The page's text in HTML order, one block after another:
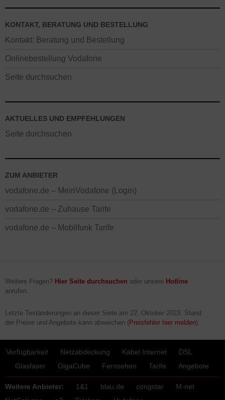
KONTAKT, BERATUNG UND BESTELLUNG
Kontakt: Beratung und Bestellung
Onlinebestellung Vodafone
Seite durchsuchen
AKTUELLES UND EMPFEHLUNGEN
Seite durchsuchen
ZUM ANBIETER
vodafone.de – MeinVodafone (Login)
vodafone.de – Zuhause Tarife
vodafone.de – Mobilfunk Tarife
Weitere Fragen? Hier Seite durchsuchen oder unsere Hotline
anrufen.
Letzte Textänderungen an dieser Seite am 22. Oktober 2023. Stand
der Preise und Angebote kann abweichen (Preisfehler hier melden).
Verfügbarkeit Netzabdeckung Kabel Internet
DSL
Glasfaser
GigaCube Fernsehen Tarife Angebote
Weitere Anbieter: 1&1 blau.de congstar
M-net